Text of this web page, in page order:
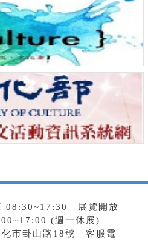
08:30~17:30 | 展覽開放
(週一休展)
市卦山路18號 | 客服電